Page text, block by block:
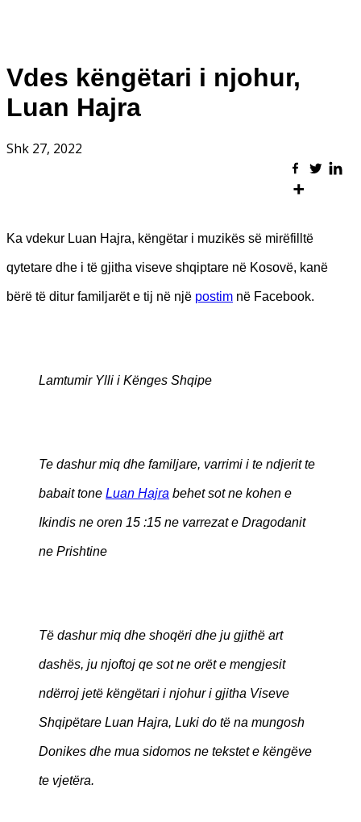
Vdes këngëtari i njohur,
Luan Hajra
Shk 27, 2022
Ka vdekur Luan Hajra, këngëtar i muzikës së mirëfilltë
qytetare dhe i të gjitha viseve shqiptare në Kosovë, kanë
bërë të ditur familjarët e tij në një postim në Facebook.
Lamtumir Ylli i Kënges Shqipe
Te dashur miq dhe familjare, varrimi i te ndjerit te
babait tone Luan Hajra behet sot ne kohen e
Ikindis ne oren 15 :15 ne varrezat e Dragodanit
ne Prishtine
Të dashur miq dhe shoqëri dhe ju gjithë art
dashës, ju njoftoj qe sot ne orët e mengjesit
ndërroj jetë këngëtari i njohur i gjitha Viseve
Shqipëtare Luan Hajra, Luki do të na mungosh
Donikes dhe mua sidomos ne tekstet e këngëve
te vjetëra.